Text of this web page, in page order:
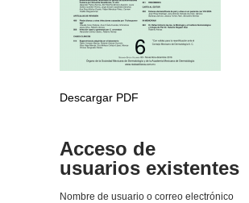
Descargar PDF
Acceso de
usuarios existentes
Nombre de usuario o correo electrónico